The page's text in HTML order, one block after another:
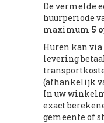
De vermelde
huurperiode
maximum 5
Huren kan via
levering
(afhankelijk
In uw
exact
gemeente of